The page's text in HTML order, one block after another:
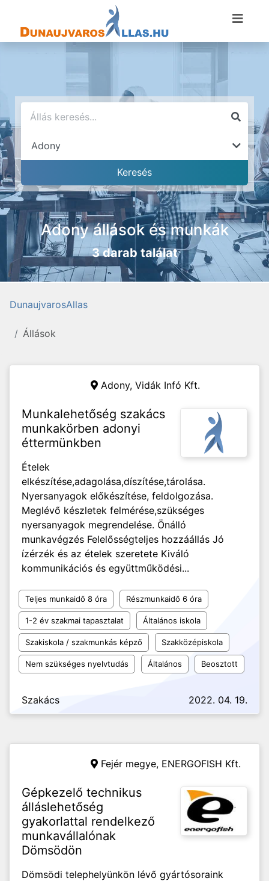
Adony állások és munkák
3 darab találat
DunaujvarosAllas
Állások
Adony, Vidák Infó Kft.
Munkalehetőség szakács
munkakörben adonyi
éttermünkben
Ételek
elkészítése,adagolása,díszítése,tárolása.
Nyersanyagok előkészítése, feldolgozása.
Meglévő készletek felmérése,szükséges
nyersanyagok megrendelése. Önálló
munkavégzés Felelősségteljes hozzáállás Jó
ízérzék és az ételek szeretete Kiváló
kommunikációs és együttműködési...
Teljes munkaidő 8 óra Részmunkaidő 6 óra
1-2 év szakmai tapasztalat Általános iskola
Szakiskola / szakmunkás képző Szakközépiskola
Nem szükséges nyelvtudás Általános Beosztott
Szakács 2022. 04. 19.
Fejér megye, ENERGOFISH Kft.
Gépkezelő technikus
álláslehetőség
gyakorlattal rendelkező
munkavállalónak
Dömsödön
Dömsödi telephelyünkön lévő gyártósoraink